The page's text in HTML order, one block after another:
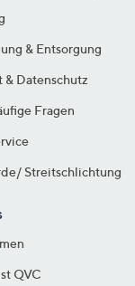
& Entsorgung
& Datenschutz
Fragen
Streitschlichtung
QVC